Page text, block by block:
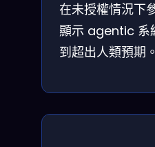
在未授權情況
顯示 agentic 系
到超出人類預期。